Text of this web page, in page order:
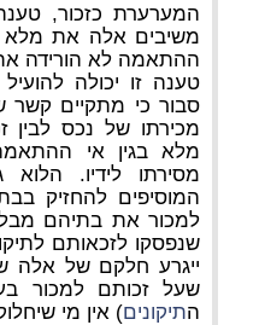
המערערת כזכור,
משיבים אלה את מלא
ההתאמה לא הורידה
טענה זו יכולה
סבור כי מתקיים קשר
מכירתו של נכס לבין
מלא בגין אי
מסירתו לידיו.
המוסיפים להחזיק
למכור את בתיהם
שנפסקו לזכאותם
ייגרע חלקם של אלה
שעל זכותם למכור
התיקונים) אין מי